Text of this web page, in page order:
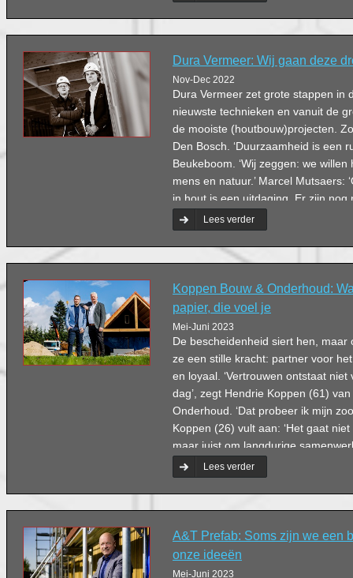
Dura Vermeer: Wij gaan deze
Nov-Dec 2022
Dura Vermeer zet grote stappen in
nieuwste technieken en vanuit de
de mooiste (houtbouw)projecten.
Den Bosch. ‘Duurzaamheid is een
Beukeboom. ‘Wij zeggen: we
mens en natuur.’ Marcel Mutsaers:
in hout is een uitdaging. Er zijn nog
doen.’
Lees verder
Koppen Bouw & Onderhoud:
papier, die voel je
Mei-Juni 2023
De bescheidenheid siert hen,
ze een stille kracht: partner voor
en loyaal. ‘Vertrouwen ontstaat
dag’, zegt Hendrie Koppen (61)
Onderhoud. ‘Dat probeer ik mijn
Koppen (26) vult aan: ‘Het gaat
maar juist om langdurige
Lees verder
A&T Prefab: Soms zijn we een
onze ideeën
Mei-Juni 2023